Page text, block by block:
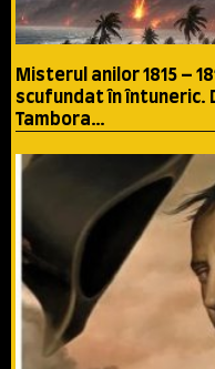
Misterul anilor 1815 –
scufundat în întuneric.
Tambora…